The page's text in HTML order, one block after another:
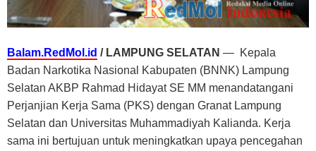
Balam.RedMol.id / LAMPUNG SELATAN — Kepala
Badan Narkotika Nasional Kabupaten (BNNK) Lampung
Selatan AKBP Rahmad Hidayat SE MM menandatangani
Perjanjian Kerja Sama (PKS) dengan Granat Lampung
Selatan dan Universitas Muhammadiyah Kalianda. Kerja
sama ini bertujuan untuk meningkatkan upaya pencegahan